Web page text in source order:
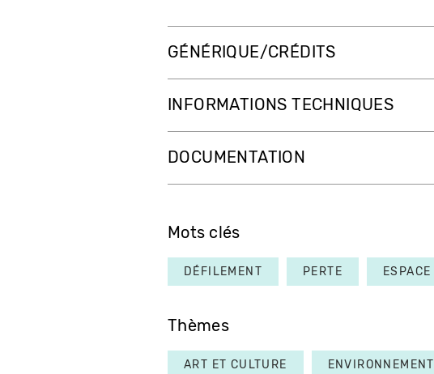
GÉNÉRIQUE/CRÉDITS
INFORMATIONS TECHNIQUES
DOCUMENTATION
Mots clés
DÉFILEMENT PERTE ESPACE
Thèmes
ART ET CULTURE ENVIRONNEMENT